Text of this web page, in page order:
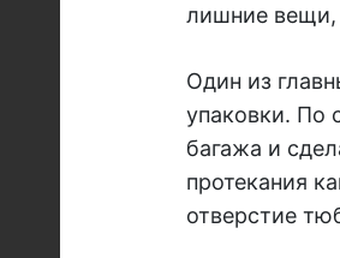
лишние вещи,
Один из
упаковки. По
багажа и
протекания
отверстие